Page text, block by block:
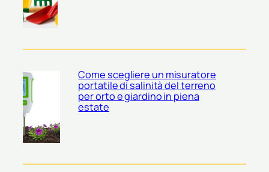
Come scegliere un misuratore
portatile di salinità del terreno
per orto e giardino in piena
estate